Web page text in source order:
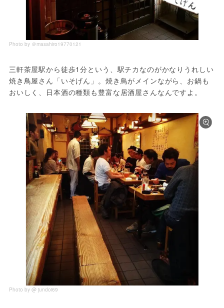
Photo by ＠masahiro19770121
三軒茶屋駅から徒歩1分という、駅チカなのがかなりうれしい
焼き鳥屋さん「いそげん」。焼き鳥がメインながら、お鍋も
おいしく、日本酒の種類も豊富な居酒屋さんなんですよ。
Photo by @ jundoi69